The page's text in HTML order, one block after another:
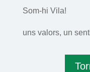
Som-hi Vila!
uns valors, un